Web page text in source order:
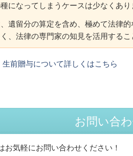
になってしまうケースは少なくあり
遺留分の算定を含め、極めて法律
、法律の専門家の知見を活用するこ
生前贈与について詳しくはこちら
お問い合
お気軽にお問い合わせください！